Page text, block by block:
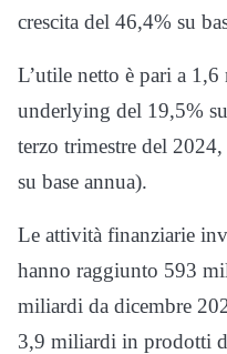
crescita del 46,4% su
L’utile netto è pari a
underlying del 19,5%
terzo trimestre del
su base annua).
Le attività finanziarie
hanno raggiunto 593
miliardi da dicembre
3,9 miliardi in prodotti